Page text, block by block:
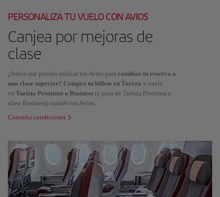
PERSONALIZA TU VUELO CON AVIOS
Canjea por mejoras de
clase
¿Sabes que puedes utilizar tus Avios para cambiar tu reserva a
una clase superior? Compra tu billete en Turista y vuela
en Turista Premium o Business (o pasa de Turista Premium a
clase Business) usando tus Avios.
Consulta condiciones